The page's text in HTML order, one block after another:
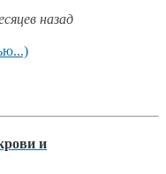
назад
и